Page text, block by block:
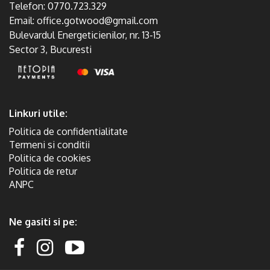
Telefon: 0770.723.329
Email: office.gotwood@gmail.com
Bulevardul Energeticienilor, nr. 13-15
Sector 3, Bucuresti
Linkuri utile:
Politica de confidentialitate
Termeni si conditii
Politica de cookies
Politica de retur
ANPC
Ne gasiti si pe: